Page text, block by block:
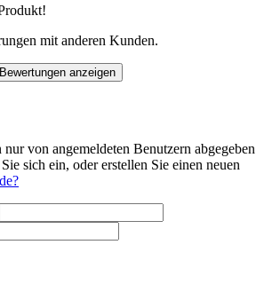
mit anderen Kunden.
Bewertungen anzeigen
von angemeldeten Benutzern abgegeben
sich ein, oder erstellen Sie einen neuen